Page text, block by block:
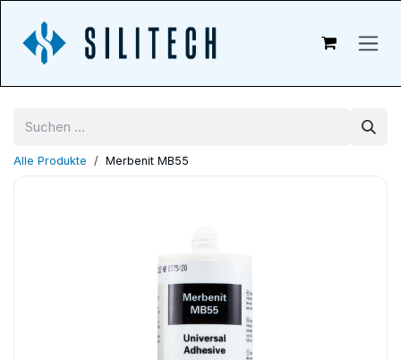
Alle Produkte Merbenit MB55